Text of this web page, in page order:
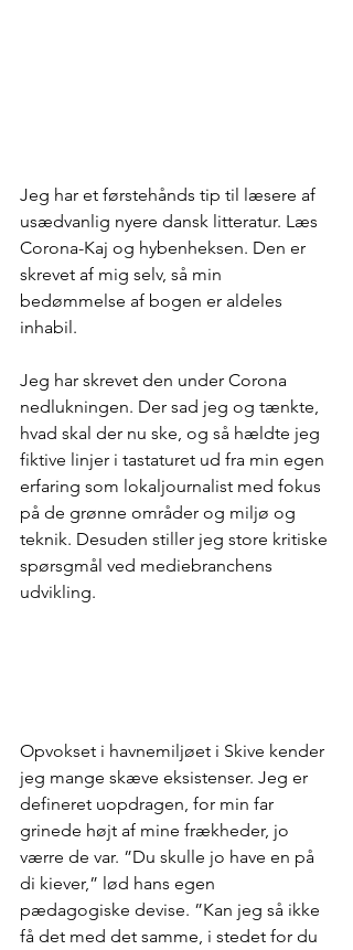
Jeg har et førstehånds tip til læsere af
usædvanlig nyere dansk litteratur. Læs
Corona-Kaj og hybenheksen. Den er
skrevet af mig selv, så min
bedømmelse af bogen er aldeles
inhabil.
Jeg har skrevet den under Corona
nedlukningen. Der sad jeg og tænkte,
hvad skal der nu ske, og så hældte jeg
fiktive linjer i tastaturet ud fra min egen
erfaring som lokaljournalist med fokus
på de grønne områder og miljø og
teknik. Desuden stiller jeg store kritiske
spørsgmål ved mediebranchens
udvikling.
Opvokset i havnemiljøet i Skive kender
jeg mange skæve eksistenser. Jeg er
defineret uopdragen, for min far
grinede højt af mine frækheder, jo
værre de var. ”Du skulle jo have en på
di kiever,” lød hans egen
pædagogiske devise. ”Kan jeg så ikke
få det med det samme, i stedet for du